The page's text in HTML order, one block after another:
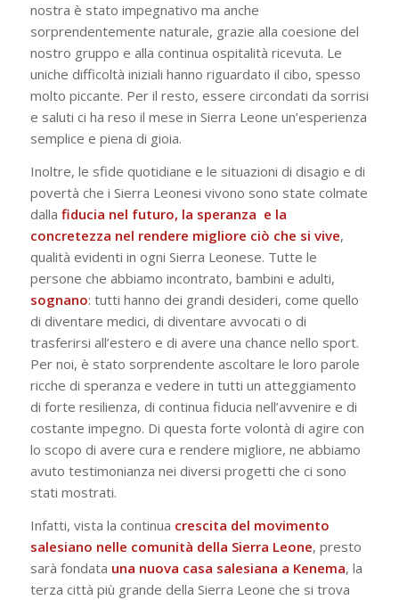
nostra è stato impegnativo ma anche
sorprendentemente naturale, grazie alla coesione del
nostro gruppo e alla continua ospitalità ricevuta. Le
uniche difficoltà iniziali hanno riguardato il cibo, spesso
molto piccante. Per il resto, essere circondati da sorrisi
e saluti ci ha reso il mese in Sierra Leone un’esperienza
semplice e piena di gioia.
Inoltre, le sfide quotidiane e le situazioni di disagio e di
povertà che i Sierra Leonesi vivono sono state colmate
dalla fiducia nel futuro, la speranza e la
concretezza nel rendere migliore ciò che si vive,
qualità evidenti in ogni Sierra Leonese. Tutte le
persone che abbiamo incontrato, bambini e adulti,
sognano: tutti hanno dei grandi desideri, come quello
di diventare medici, di diventare avvocati o di
trasferirsi all’estero e di avere una chance nello sport.
Per noi, è stato sorprendente ascoltare le loro parole
ricche di speranza e vedere in tutti un atteggiamento
di forte resilienza, di continua fiducia nell’avvenire e di
costante impegno. Di questa forte volontà di agire con
lo scopo di avere cura e rendere migliore, ne abbiamo
avuto testimonianza nei diversi progetti che ci sono
stati mostrati.
Infatti, vista la continua crescita del movimento
salesiano nelle comunità della Sierra Leone, presto
sarà fondata una nuova casa salesiana a Kenema, la
terza città più grande della Sierra Leone che si trova